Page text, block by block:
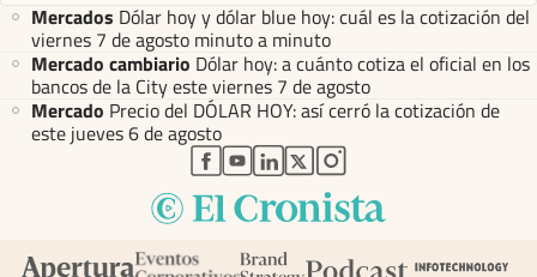
Mercados Dólar hoy y dólar blue hoy: cuál es la cotización del
viernes 7 de agosto minuto a minuto
Mercado cambiario Dólar hoy: a cuánto cotiza el oficial en los
bancos de la City este viernes 7 de agosto
Mercado Precio del DÓLAR HOY: así cerró la cotización de
este jueves 6 de agosto
abre en nueva pestaña
abre en nueva pestaña
abre en nueva pestaña
abre en nueva pestaña
abre en nueva pestaña